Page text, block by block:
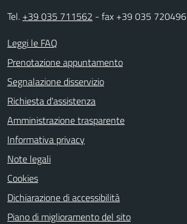
Tel. +39 035 711562 - fax +39 035 720496
Leggi le FAQ
Prenotazione appuntamento
Segnalazione disservizio
Richiesta d'assistenza
Amministrazione trasparente
Informativa privacy
Note legali
Cookies
Dichiarazione di accessibilità
Piano di miglioramento del sito